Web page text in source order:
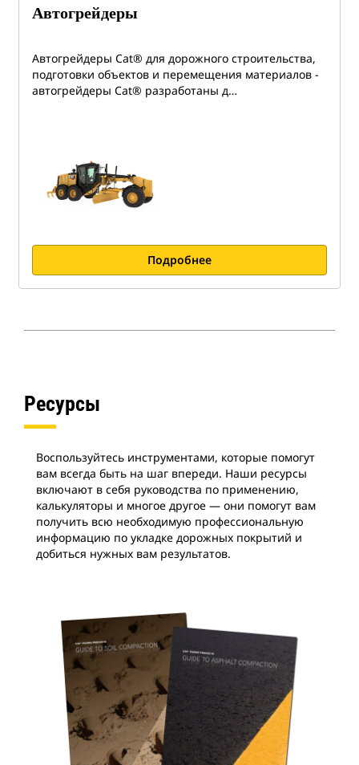
Автогрейдеры
Автогрейдеры Cat® для дорожного строительства,
подготовки объектов и перемещения материалов -
автогрейдеры Cat® разработаны д…
Подробнее
Ресурсы
Воспользуйтесь инструментами, которые помогут
вам всегда быть на шаг впереди. Наши ресурсы
включают в себя руководства по применению,
калькуляторы и многое другое — они помогут вам
получить всю необходимую профессиональную
информацию по укладке дорожных покрытий и
добиться нужных вам результатов.